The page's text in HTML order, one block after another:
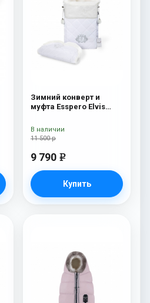
Зимний конверт и
муфта Esspero Elvis
Like
11 500 р
9 790 e
Купить
В наличии